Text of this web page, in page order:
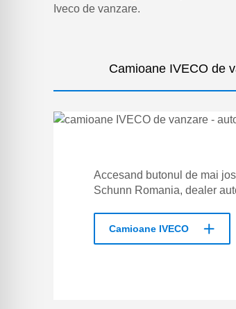
Iveco de vanzare.
Camioane IVECO de
Accesand butonul de mai
Schunn Romania, dealer
Camioane IVECO